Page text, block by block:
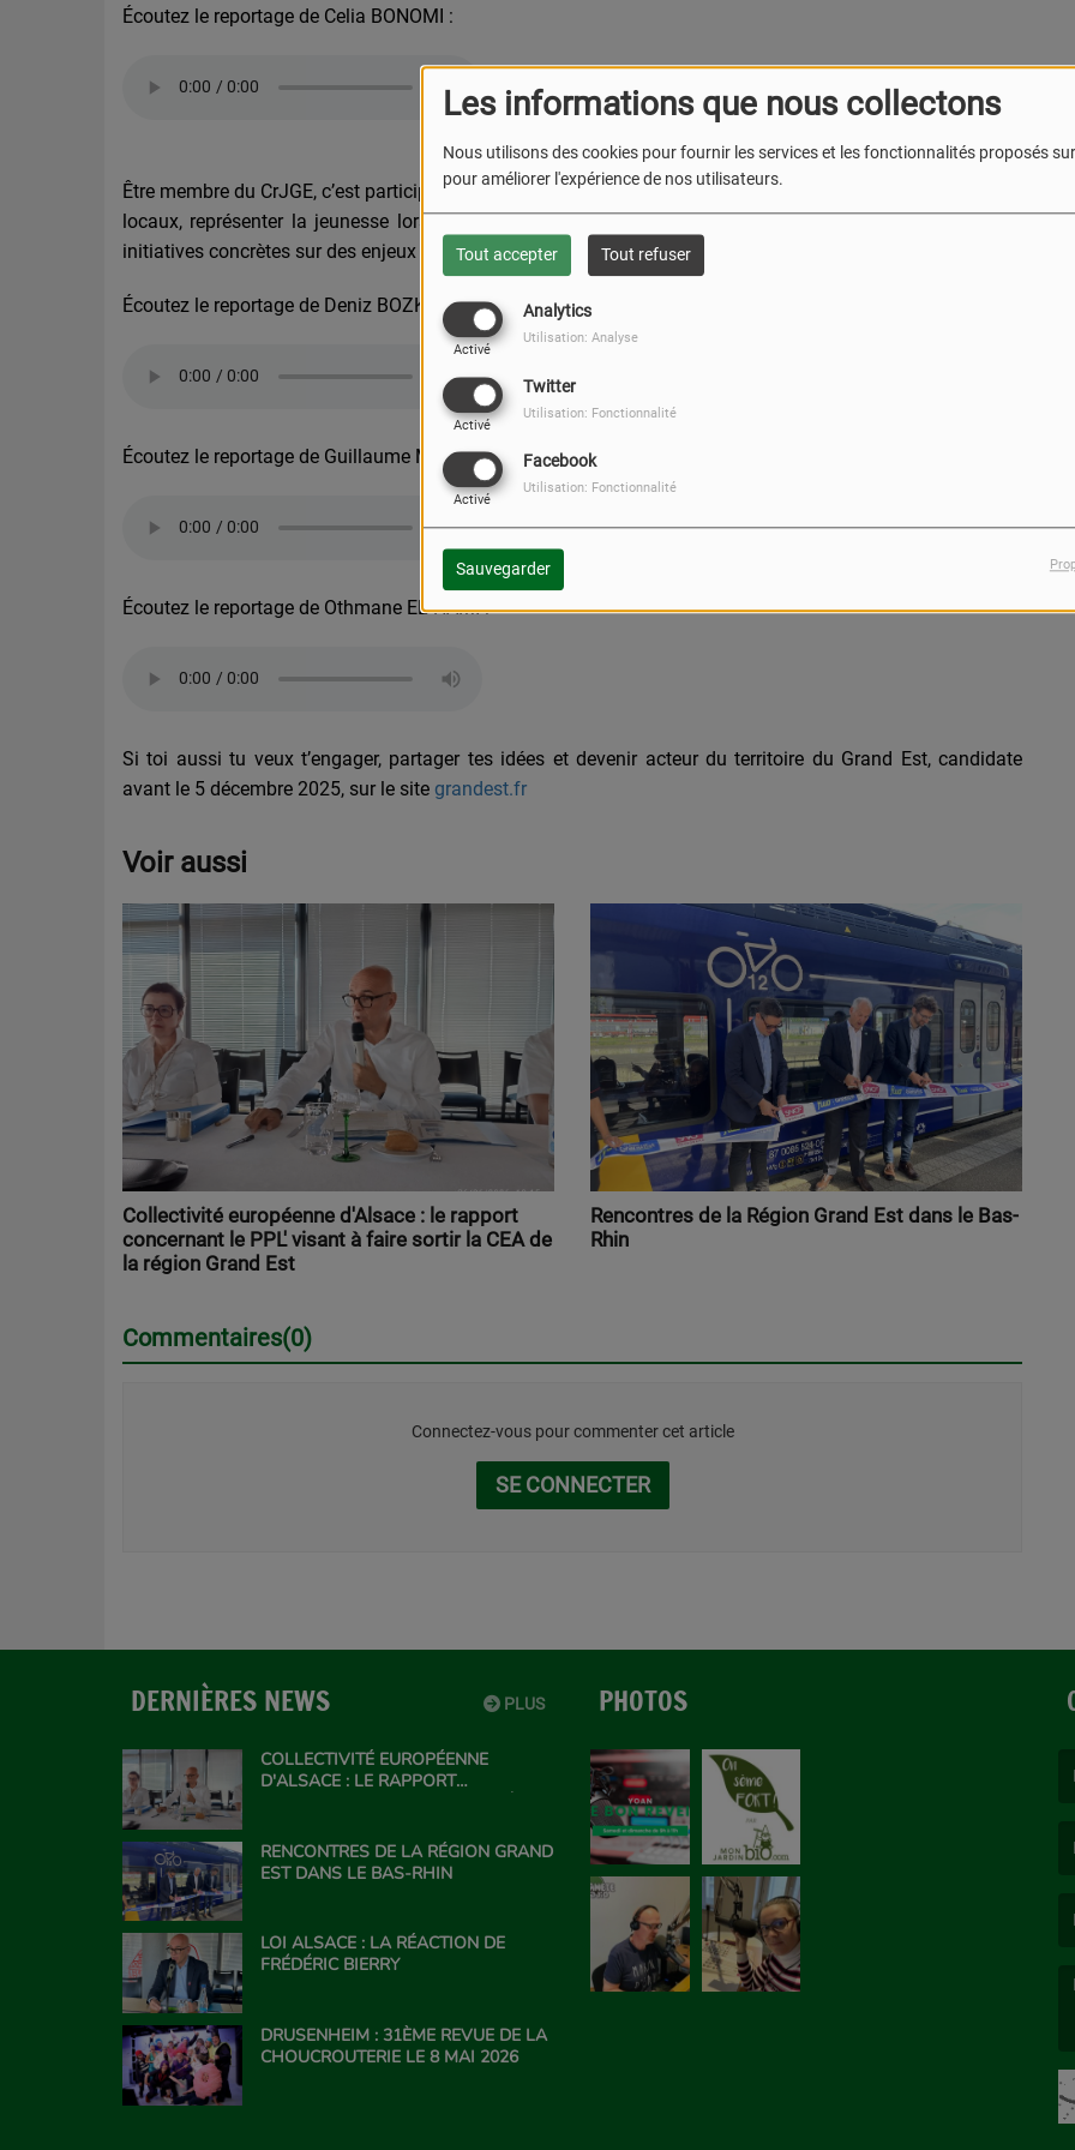
Les informations que nous collectons
Nous utilisons des cookies pour fournir les services et les fonctionnalités proposés
pour améliorer l'expérience de nos utilisateurs.
Tout accepter Tout refuser
Analytics
Activé
Utilisation: Analyse
Twitter
Activé
Utilisation: Fonctionnalité
Facebook
Activé
Utilisation: Fonctionnalité
Sauvegarder
Écoutez le reportage de Celia BONOMI :
Être membre du CrJGE, c’est participer à des commissions thématiques, débattre, rencontrer élus et acteurs
locaux, représenter la jeunesse lors d’événements culturels, sportifs ou mémoriels, et surtout porter des
initiatives concrètes sur des enjeux majeurs : éducation, environnement, culture, santé, vie lycéenne.
Écoutez le reportage de Deniz BOZKURT :
Écoutez le reportage de Guillaume MARECHAL :
Écoutez le reportage de Othmane EL-HAMI :
Si toi aussi tu veux t’engager, partager tes idées et devenir acteur du territoire du Grand Est, candidate
avant le 5 décembre 2025, sur le site grandest.fr
Voir aussi
Collectivité européenne d'Alsace : le rapport
concernant le PPL' visant à faire sortir la CEA de
la région Grand Est
Rencontres de la Région Grand Est dans le Bas-
Rhin
Commentaires(0)
Connectez-vous pour commenter cet article
SE CONNECTER
PLUS
DERNIÈRES NEWS
COLLECTIVITÉ EUROPÉENNE
D'ALSACE : LE RAPPORT
GRAND EST
RENCONTRES DE LA RÉGION GRAND
EST DANS LE BAS-RHIN
LOI ALSACE : LA RÉACTION DE
FRÉDÉRIC BIERRY
DRUSENHEIM : 31ÈME REVUE DE LA
CHOUCROUTERIE LE 8 MAI 2026
PHOTOS